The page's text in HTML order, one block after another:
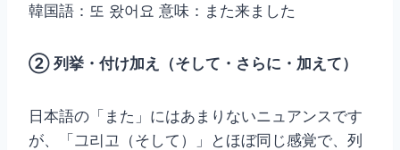
韓国語：또 왔어요 意味：また来ました
② 列挙・付け加え（そして・さらに・加えて）
日本語の「また」にはあまりないニュアンスです
が、「그리고（そして）」とほぼ同じ感覚で、列